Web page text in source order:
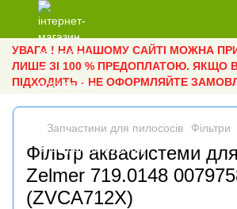
УВАГА ! НА НАШОМУ САЙТІ МОЖНА
ЛИШЕ ЗІ 100 % ПРЕДОПЛАТОЮ. ЯКЩО
ПІДХОДИТЬ - НЕ ОФОРМЛЯЙТЕ
Запчастини для пилососів Фільтри
Фільтр аквасистеми
Zelmer 719.0148
(ZVCA712X)